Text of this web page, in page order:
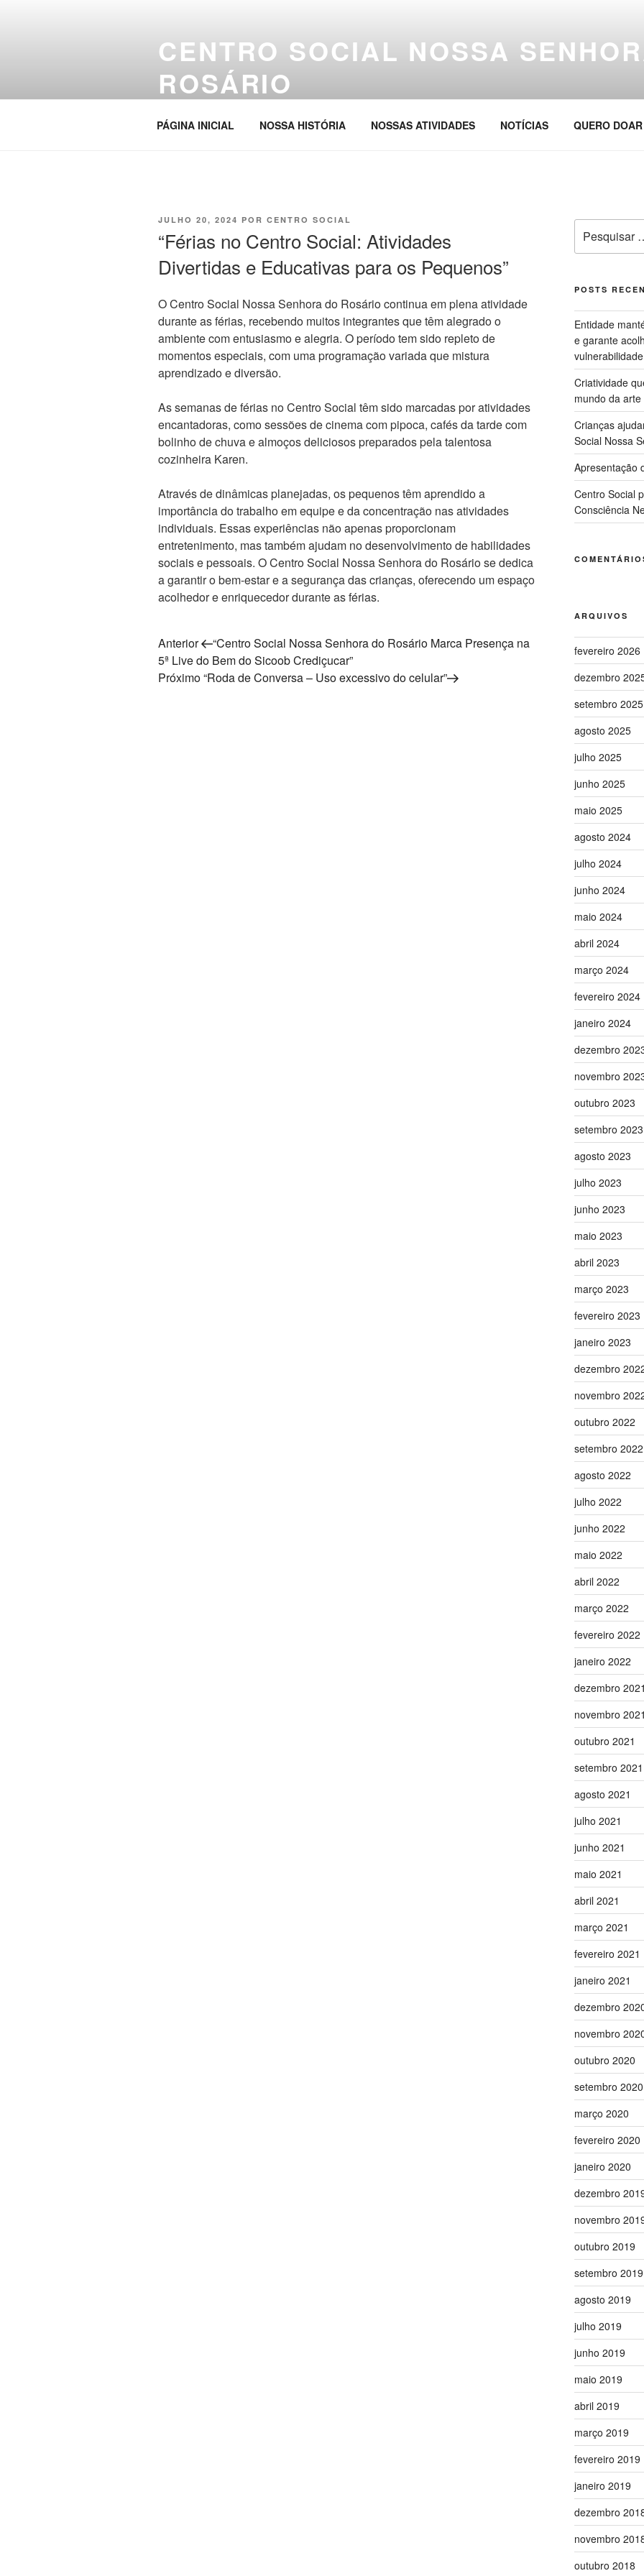
CENTRO SOCIAL NOSSA
ROSÁRIO
PÁGINA INICIAL NOSSA HISTÓRIA NOSSAS ATIVIDADES NOTÍCIAS QUERO DOAR
PUBLICADO
JULHO 20, 2024 POR CENTRO SOCIAL
“Férias no Centro Social: Atividades
Divertidas e Educativas para os Pequenos”
O Centro Social Nossa Senhora do Rosário continua em plena atividade
durante as férias, recebendo muitos integrantes que têm alegrado o
ambiente com entusiasmo e alegria. O período tem sido repleto de
momentos especiais, com uma programação variada que mistura
aprendizado e diversão.
As semanas de férias no Centro Social têm sido marcadas por atividades
encantadoras, como sessões de cinema com pipoca, cafés da tarde com
bolinho de chuva e almoços deliciosos preparados pela talentosa
cozinheira Karen.
Através de dinâmicas planejadas, os pequenos têm aprendido a
importância do trabalho em equipe e da concentração nas atividades
individuais. Essas experiências não apenas proporcionam
entretenimento, mas também ajudam no desenvolvimento de habilidades
sociais e pessoais. O Centro Social Nossa Senhora do Rosário se dedica
a garantir o bem-estar e a segurança das crianças, oferecendo um espaço
acolhedor e enriquecedor durante as férias.
Navegação
de
Post
anterior
Anterior
“Centro Social Nossa Senhora do Rosário Marca Presença na
5ª Live do Bem do Sicoob Crediçucar”
Próximo
Próximo“Roda de Conversa – Uso excessivo do celular”
por:
POSTS
Entidade
e garante
vulnerabilidade
Criatividade
mundo da
Crianças
Social Nossa
Apresentação
Centro Social
Consciência
ARQUIVOS
fevereiro 2026
dezembro
setembro 2025
agosto 2025
julho 2025
junho 2025
maio 2025
agosto 2024
julho 2024
junho 2024
maio 2024
abril 2024
março 2024
fevereiro 2024
janeiro 2024
dezembro
novembro
outubro 2023
setembro 2023
agosto 2023
julho 2023
junho 2023
maio 2023
abril 2023
março 2023
fevereiro 2023
janeiro 2023
dezembro
novembro
outubro 2022
setembro 2022
agosto 2022
julho 2022
junho 2022
maio 2022
abril 2022
março 2022
fevereiro 2022
janeiro 2022
dezembro
novembro
outubro 2021
setembro 2021
agosto 2021
julho 2021
junho 2021
maio 2021
abril 2021
março 2021
fevereiro 2021
janeiro 2021
dezembro
novembro
outubro 2020
setembro 2020
março 2020
fevereiro 2020
janeiro 2020
dezembro
novembro
outubro 2019
setembro 2019
agosto 2019
julho 2019
junho 2019
maio 2019
abril 2019
março 2019
fevereiro 2019
janeiro 2019
dezembro
novembro
outubro 2018